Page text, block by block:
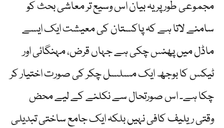
مجموعی طور پر یہ بیان اس وسیع تر معاشی بحث کو
سامنے لاتا ہے کہ پاکستان کی معیشت ایک ایسے
ماڈل میں پھنس چکی ہے جہاں قرض، مہنگائی اور
ٹیکس کا بوجھ ایک مسلسل چکر کی صورت اختیار کر
چکا ہے۔ اس صورتحال سے نکلنے کے لیے محض
وقتی ریلیف کافی نہیں بلکہ ایک جامع ساختی تبدیلی